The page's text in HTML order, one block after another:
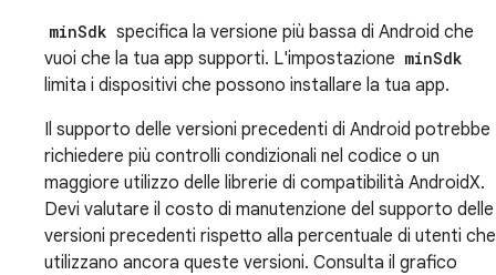
minSdk specifica la versione più bassa di Android che
vuoi che la tua app supporti. L'impostazione minSdk
limita i dispositivi che possono installare la tua app.
Il supporto delle versioni precedenti di Android potrebbe
richiedere più controlli condizionali nel codice o un
maggiore utilizzo delle librerie di compatibilità AndroidX.
Devi valutare il costo di manutenzione del supporto delle
versioni precedenti rispetto alla percentuale di utenti che
utilizzano ancora queste versioni. Consulta il grafico